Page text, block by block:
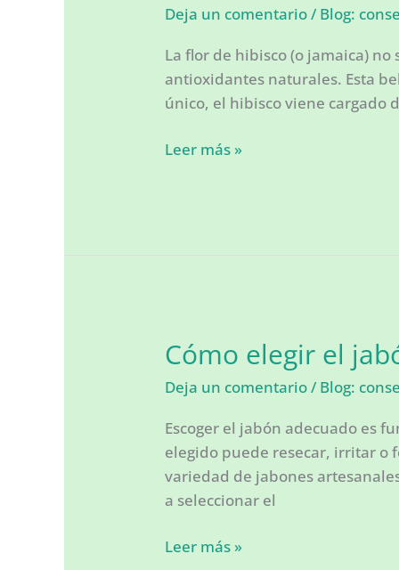
Deja un comentario/ Blog:
La flor de hibisco (o jamaica)
antioxidantes naturales. Esta
único, el hibisco viene cargado
🌺
Leer más »
Cómo elegir el
Deja un comentario/ Blog:
Escoger el jabón adecuado es
elegido puede resecar, irritar o
variedad de jabones
a seleccionar el
Cómo
Leer más »